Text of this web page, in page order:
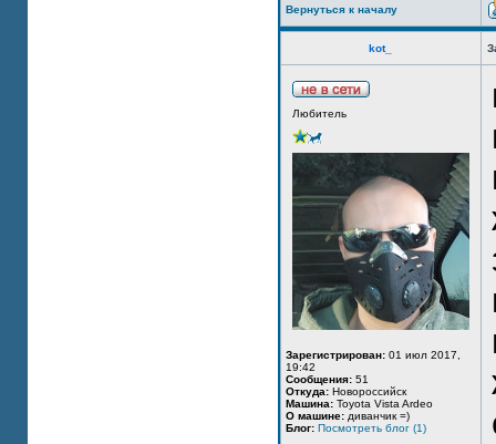
Вернуться к началу
kot_
Любитель
Зарегистрирован: 01 июл 2017,
19:42
Сообщения: 51
Откуда: Новороссийск
Машина: Toyota Vista Ardeo
О машине: диванчик =)
Блог: Посмотреть блог (1)